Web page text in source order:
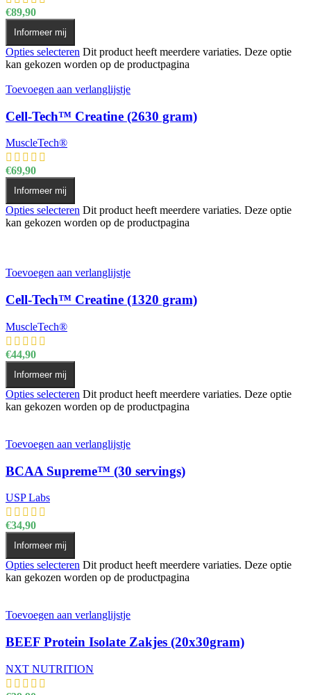
€89,90
Informeer mij
Opties selecteren Dit product heeft meerdere variaties. Deze optie
kan gekozen worden op de productpagina
Toevoegen aan verlanglijstje
Cell-Tech™ Creatine (2630 gram)
MuscleTech®
€69,90
Informeer mij
Opties selecteren Dit product heeft meerdere variaties. Deze optie
kan gekozen worden op de productpagina
Toevoegen aan verlanglijstje
Cell-Tech™ Creatine (1320 gram)
MuscleTech®
€44,90
Informeer mij
Opties selecteren Dit product heeft meerdere variaties. Deze optie
kan gekozen worden op de productpagina
Toevoegen aan verlanglijstje
BCAA Supreme™ (30 servings)
USP Labs
€34,90
Informeer mij
Opties selecteren Dit product heeft meerdere variaties. Deze optie
kan gekozen worden op de productpagina
Toevoegen aan verlanglijstje
BEEF Protein Isolate Zakjes (20x30gram)
NXT NUTRITION